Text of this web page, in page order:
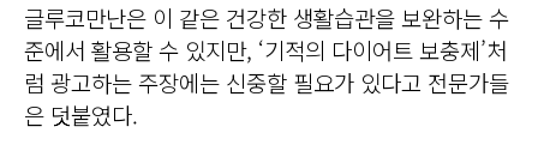
글루코만난은 이 같은 건강한 생활습관을 보완하는 수
준에서 활용할 수 있지만, ‘기적의 다이어트 보충제’처
럼 광고하는 주장에는 신중할 필요가 있다고 전문가들
은 덧붙였다.